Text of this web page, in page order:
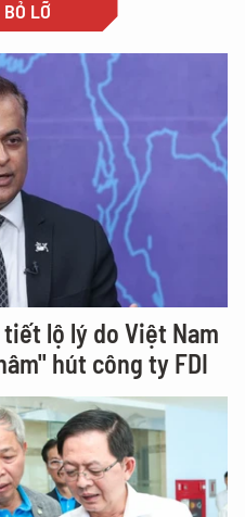
LỠ
lộ lý do Việt Nam
hút công ty FDI